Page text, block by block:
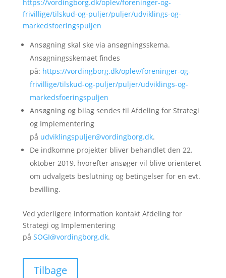
https://vordingborg.dk/oplev/foreninger-og-
frivillige/tilskud-og-puljer/puljer/udviklings-og-
markedsfoeringspuljen
Ansøgning skal ske via ansøgningsskema.
Ansøgningsskemaet findes
på: https://vordingborg.dk/oplev/foreninger-og-
frivillige/tilskud-og-puljer/puljer/udviklings-og-
markedsfoeringspuljen
Ansøgning og bilag sendes til Afdeling for Strategi
og Implementering
på udviklingspuljer@vordingborg.dk.
De indkomne projekter bliver behandlet den 22.
oktober 2019, hvorefter ansøger vil blive orienteret
om udvalgets beslutning og betingelser for en evt.
bevilling.
Ved yderligere information kontakt Afdeling for
Strategi og Implementering
på SOGI@vordingborg.dk.
Tilbage